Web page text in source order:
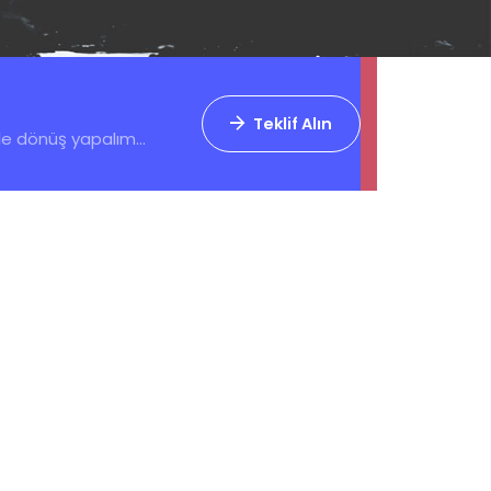
dönüş yapalım...
Teklif Alın